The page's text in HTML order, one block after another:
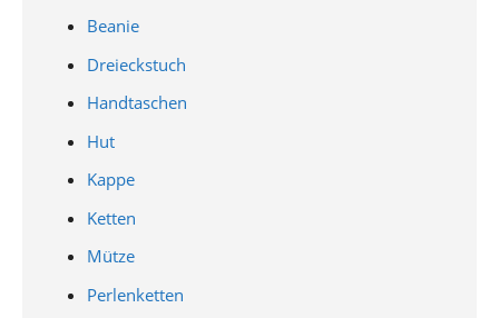
Beanie
Dreieckstuch
Handtaschen
Hut
Kappe
Ketten
Mütze
Perlenketten